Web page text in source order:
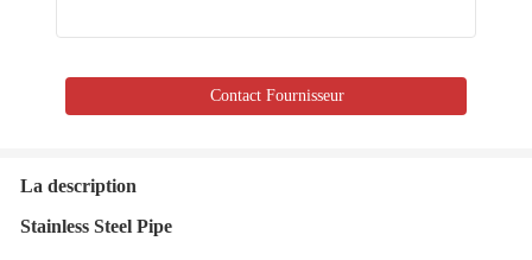
Contact Fournisseur
La description
Stainless Steel Pipe